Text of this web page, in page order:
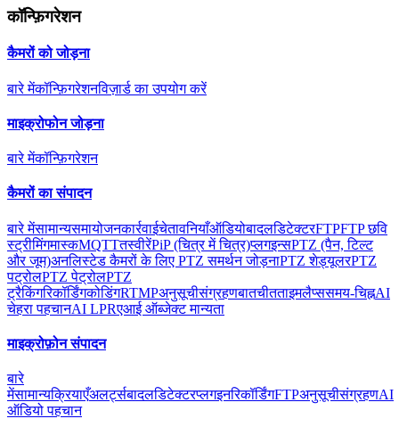
कॉन्फ़िगरेशन
कैमरों को जोड़ना
बारे मेंकॉन्फ़िगरेशनविज़ार्ड का उपयोग करें
माइक्रोफोन जोड़ना
बारे मेंकॉन्फ़िगरेशन
कैमरों का संपादन
बारे मेंसामान्यसमायोजनकार्रवाईचेतावनियाँऑडियोबादलडिटेक्टरFTPFTP छवि
स्ट्रीमिंगमास्कMQTTतस्वीरेंPiP (चित्र में चित्र)प्लगइन्सPTZ (पैन, टिल्ट
और जूम)अनलिस्टेड कैमरों के लिए PTZ समर्थन जोड़नाPTZ शेड्यूलरPTZ
पट्रोलPTZ पेट्रोलPTZ
ट्रैकिंगरिकॉर्डिंगकोडिंगRTMPअनुसूचीसंग्रहणबातचीतताइमलैप्ससमय-चिह्नAI
चेहरा पहचानAI LPRएआई ऑब्जेक्ट मान्यता
माइक्रोफ़ोन संपादन
बारे
मेंसामान्यक्रियाएँअलर्ट्सबादलडिटेक्टरप्लगइनरिकॉर्डिंगFTPअनुसूचीसंग्रहणAI
ऑडियो पहचान